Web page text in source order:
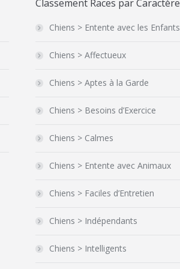
Classement Races par Caractère
Chiens > Entente avec les Enfants
Chiens > Affectueux
Chiens > Aptes à la Garde
Chiens > Besoins d’Exercice
Chiens > Calmes
Chiens > Entente avec Animaux
Chiens > Faciles d’Entretien
Chiens > Indépendants
Chiens > Intelligents